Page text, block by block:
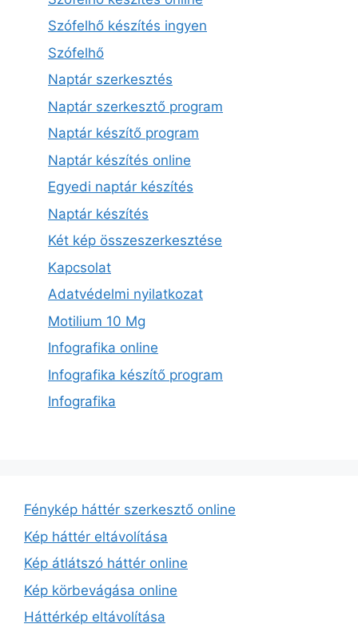
Szófelhő készítés ingyen
Szófelhő
Naptár szerkesztés
Naptár szerkesztő program
Naptár készítő program
Naptár készítés online
Egyedi naptár készítés
Naptár készítés
Két kép összeszerkesztése
Kapcsolat
Adatvédelmi nyilatkozat
Motilium 10 Mg
Infografika online
Infografika készítő program
Infografika
Fénykép háttér szerkesztő online
Kép háttér eltávolítása
Kép átlátszó háttér online
Kép körbevágása online
Háttérkép eltávolítása